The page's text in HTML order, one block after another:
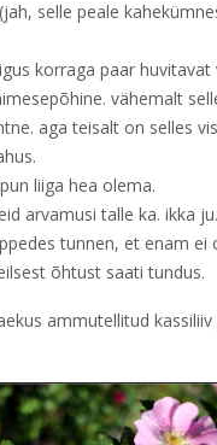
selle peale
korraga paar huvitavat
vähemalt
aga teisalt on selles
liiga hea olema.
arvamusi talle ka. ikka ju.
tunnen, et enam ei
õhtust saati tundus.
ammutellitud kassiliiv